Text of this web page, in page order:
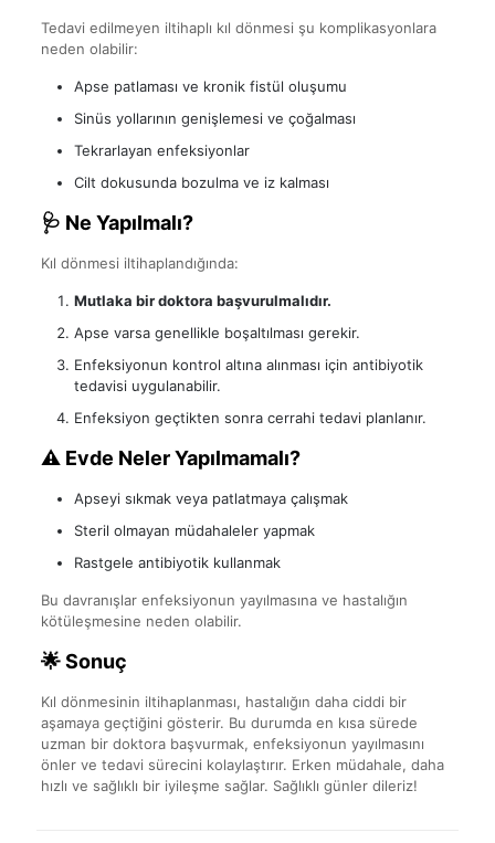
Tedavi edilmeyen iltihaplı kıl dönmesi şu komplikasyonlara
neden olabilir:
Apse patlaması ve kronik fistül oluşumu
Sinüs yollarının genişlemesi ve çoğalması
Tekrarlayan enfeksiyonlar
Cilt dokusunda bozulma ve iz kalması
🩺 Ne Yapılmalı?
Kıl dönmesi iltihaplandığında:
Mutlaka bir doktora başvurulmalıdır.
Apse varsa genellikle boşaltılması gerekir.
Enfeksiyonun kontrol altına alınması için antibiyotik
tedavisi uygulanabilir.
Enfeksiyon geçtikten sonra cerrahi tedavi planlanır.
⚠️ Evde Neler Yapılmamalı?
Apseyi sıkmak veya patlatmaya çalışmak
Steril olmayan müdahaleler yapmak
Rastgele antibiyotik kullanmak
Bu davranışlar enfeksiyonun yayılmasına ve hastalığın
kötüleşmesine neden olabilir.
🌟 Sonuç
Kıl dönmesinin iltihaplanması, hastalığın daha ciddi bir
aşamaya geçtiğini gösterir. Bu durumda en kısa sürede
uzman bir doktora başvurmak, enfeksiyonun yayılmasını
önler ve tedavi sürecini kolaylaştırır. Erken müdahale, daha
hızlı ve sağlıklı bir iyileşme sağlar. Sağlıklı günler dileriz!